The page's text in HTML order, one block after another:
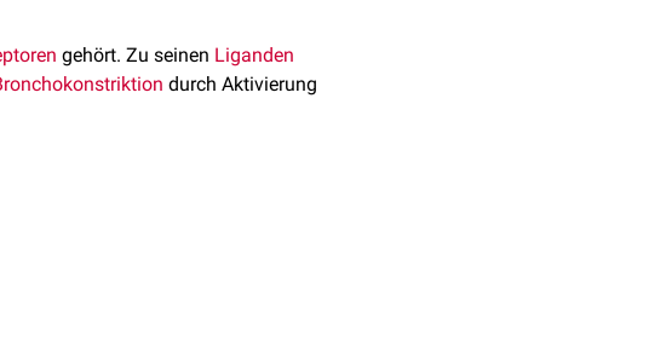
gehört. Zu seinen Liganden
durch Aktivierung